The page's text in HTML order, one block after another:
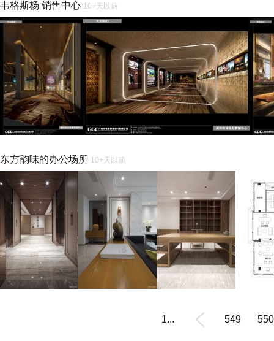
韦格斯杨 销售中心 10+天以前
东方韵味的办公场所 10+天以前
1... 549 550